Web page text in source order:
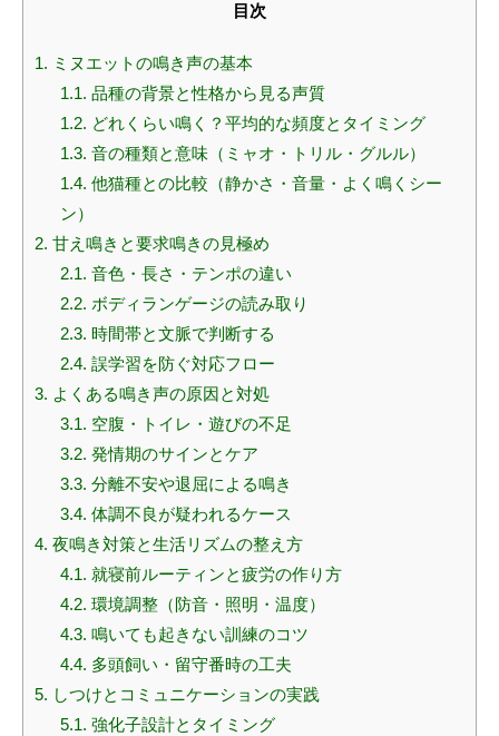
目次
1. ミヌエットの鳴き声の基本
1.1. 品種の背景と性格から見る声質
1.2. どれくらい鳴く？平均的な頻度とタイミング
1.3. 音の種類と意味（ミャオ・トリル・グルル）
1.4. 他猫種との比較（静かさ・音量・よく鳴くシー
ン）
2. 甘え鳴きと要求鳴きの見極め
2.1. 音色・長さ・テンポの違い
2.2. ボディランゲージの読み取り
2.3. 時間帯と文脈で判断する
2.4. 誤学習を防ぐ対応フロー
3. よくある鳴き声の原因と対処
3.1. 空腹・トイレ・遊びの不足
3.2. 発情期のサインとケア
3.3. 分離不安や退屈による鳴き
3.4. 体調不良が疑われるケース
4. 夜鳴き対策と生活リズムの整え方
4.1. 就寝前ルーティンと疲労の作り方
4.2. 環境調整（防音・照明・温度）
4.3. 鳴いても起きない訓練のコツ
4.4. 多頭飼い・留守番時の工夫
5. しつけとコミュニケーションの実践
5.1. 強化子設計とタイミング